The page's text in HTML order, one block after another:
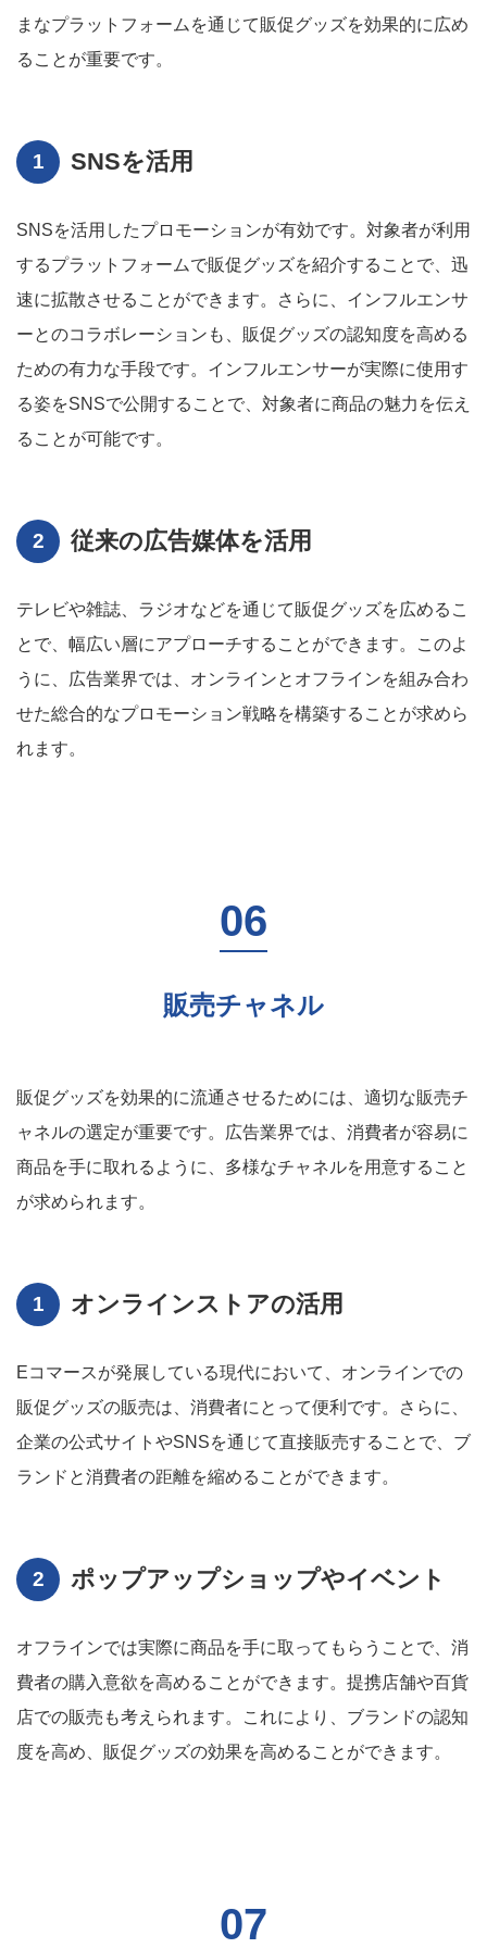
まなプラットフォームを通じて販促グッズを効果的に広め
ることが重要です。
SNSを活用
SNSを活用したプロモーションが有効です。対象者が利用
するプラットフォームで販促グッズを紹介することで、迅
速に拡散させることができます。さらに、インフルエンサ
ーとのコラボレーションも、販促グッズの認知度を高める
ための有力な手段です。インフルエンサーが実際に使用す
る姿をSNSで公開することで、対象者に商品の魅力を伝え
ることが可能です。
従来の広告媒体を活用
テレビや雑誌、ラジオなどを通じて販促グッズを広めるこ
とで、幅広い層にアプローチすることができます。このよ
うに、広告業界では、オンラインとオフラインを組み合わ
せた総合的なプロモーション戦略を構築することが求めら
れます。
販売チャネル
販促グッズを効果的に流通させるためには、適切な販売チ
ャネルの選定が重要です。広告業界では、消費者が容易に
商品を手に取れるように、多様なチャネルを用意すること
が求められます。
オンラインストアの活用
Eコマースが発展している現代において、オンラインでの
販促グッズの販売は、消費者にとって便利です。さらに、
企業の公式サイトやSNSを通じて直接販売することで、ブ
ランドと消費者の距離を縮めることができます。
ポップアップショップやイベント
オフラインでは実際に商品を手に取ってもらうことで、消
費者の購入意欲を高めることができます。提携店舗や百貨
店での販売も考えられます。これにより、ブランドの認知
度を高め、販促グッズの効果を高めることができます。